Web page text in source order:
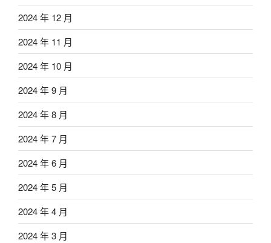
2024 年 12 月
2024 年 11 月
2024 年 10 月
2024 年 9 月
2024 年 8 月
2024 年 7 月
2024 年 6 月
2024 年 5 月
2024 年 4 月
2024 年 3 月